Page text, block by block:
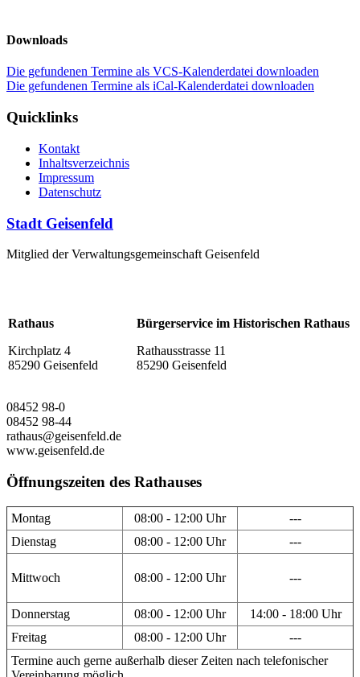
Downloads
Die gefundenen Termine als VCS-Kalenderdatei downloaden
Die gefundenen Termine als iCal-Kalenderdatei downloaden
Quicklinks
Kontakt
Inhaltsverzeichnis
Impressum
Datenschutz
Stadt Geisenfeld
Mitglied der Verwaltungsgemeinschaft Geisenfeld
Rathaus
Kirchplatz 4
85290 Geisenfeld
Bürgerservice im Historischen Rathaus
Rathausstrasse 11
85290 Geisenfeld
08452 98-0
08452 98-44
rathaus@geisenfeld.de
www.geisenfeld.de
Öffnungszeiten des Rathauses
Montag 08:00 - 12:00 Uhr
---
Dienstag
08:00 - 12:00 Uhr ---
Mittwoch 08:00 - 12:00 Uhr ---
Donnerstag 08:00 - 12:00 Uhr
14:00 - 18:00 Uhr
Freitag
08:00 - 12:00 Uhr
---
Termine auch gerne außerhalb dieser Zeiten nach telefonischer